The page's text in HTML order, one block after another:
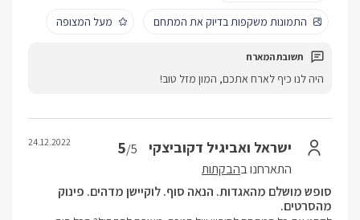
התמונות משקפות בדיוק את המתחם מעל המצופה
היה לנו כיף לארח אתכם, המון מזל טוב!
ישראל ואביגיל דקוביצקי 5/5
התארחנו בהבקתות
24.12.2022
סופש מושלם מהאגדות. הנאה סוף. לוקיישן מדהים. פינוק
מהסרטים.